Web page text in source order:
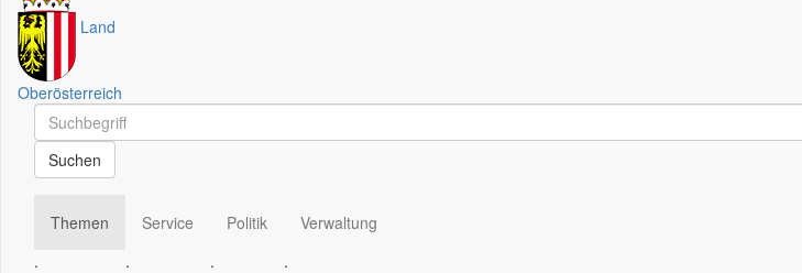
Land
Oberösterreich
Schnellsuche
Schnellsuche
Suchen
Themen
.
Service
.
Politik
.
Verwaltung
.